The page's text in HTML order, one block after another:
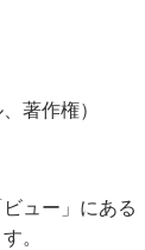
著作権）
ュー」にあ
。